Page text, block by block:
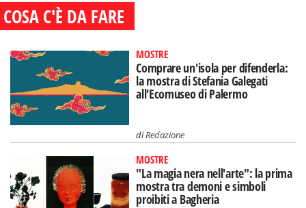
COSA C'È DA FARE
MOSTRE
Comprare un'isola per difenderla:
la mostra di Stefania Galegati
all'Ecomuseo di Palermo
diRedazione
MOSTRE
"La magia nera nell'arte": la prima
mostra tra demoni e simboli
proibiti a Bagheria